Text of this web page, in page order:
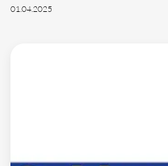
01.04.2025